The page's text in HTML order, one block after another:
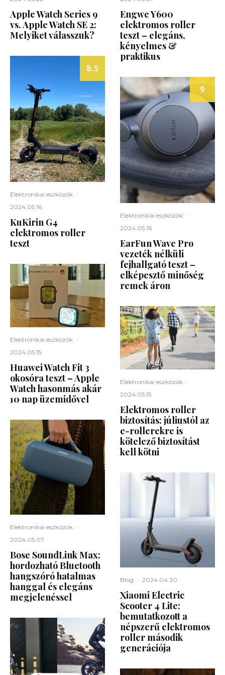
Apple Watch Series 9
vs. Apple Watch SE 2:
Melyiket válasszuk?
8.5
Elektronikai eszközök ·
2024.05.16.
KuKirin G4
elektromos roller
teszt
Elektronikai eszközök ·
2024.05.15.
Huawei Watch Fit 3
okosóra teszt – Apple
Watch hasonmás akár
10 nap üzemidővel
Elektronikai eszközök ·
2024.05.07.
Bose SoundLink Max:
hordozható Bluetooth
hangszóró hatalmas
hanggal és elegáns
megjelenéssel
Engwe Y600
elektromos roller
teszt – elegáns,
kényelmes &
praktikus
9
Elektronikai eszközök ·
2024.05.16.
EarFun Wave Pro
vezeték nélküli
fejhallgató teszt –
elképesztő minőség
remek áron
Elektronikai eszközök ·
2024.05.15.
Elektromos roller
biztosítás: júliustól az
e-rollerekre is
kötelező biztosítást
kell kötni
Blog · 2024.04.30.
Xiaomi Electric
Scooter 4 Lite:
bemutatkozott a
népszerű elektromos
roller második
generációja